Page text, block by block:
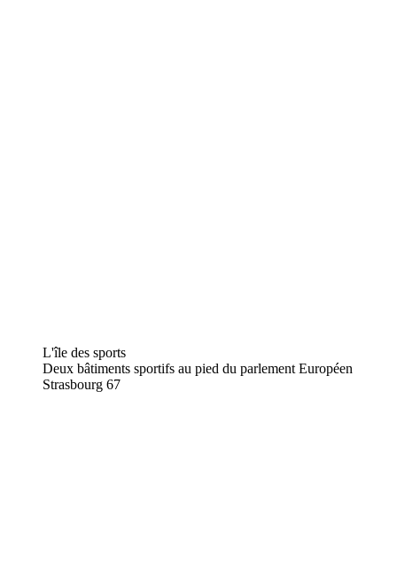
L'île des sports
Deux bâtiments sportifs au pied du parlement Européen
Strasbourg 67